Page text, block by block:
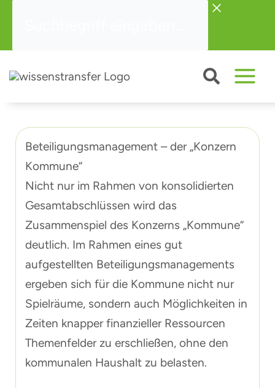
springen
Beteiligungsmanagement – der „Konzern
Kommune“
Nicht nur im Rahmen von konsolidierten
Gesamtabschlüssen wird das
Zusammenspiel des Konzerns „Kommune“
deutlich. Im Rahmen eines gut
aufgestellten Beteiligungsmanagements
ergeben sich für die Kommune nicht nur
Spielräume, sondern auch Möglichkeiten in
Zeiten knapper finanzieller Ressourcen
Themenfelder zu erschließen, ohne den
kommunalen Haushalt zu belasten.